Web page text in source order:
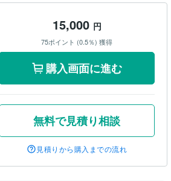
15,000 円
75ポイント (0.5％) 獲得
購入画面に進む
無料で見積り相談
見積りから購入までの流れ